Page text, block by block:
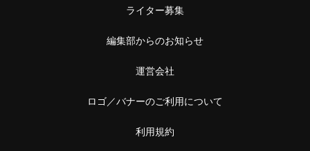
ライター募集
編集部からのお知らせ
運営会社
ロゴ／バナーのご利用について
利用規約